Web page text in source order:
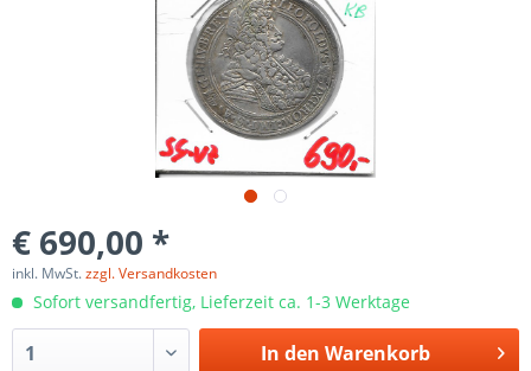
€ 690,00 *
inkl. MwSt.zzgl. Versandkosten
Sofort versandfertig, Lieferzeit ca. 1-3 Werktage
In den Warenkorb